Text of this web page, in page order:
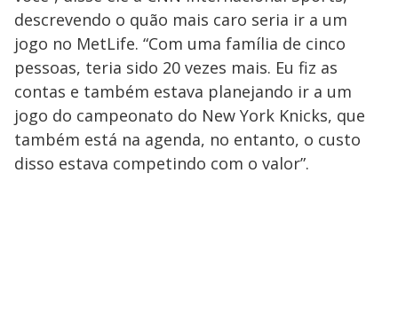
descrevendo o quão mais caro seria ir a um
jogo no MetLife. “Com uma família de cinco
pessoas, teria sido 20 vezes mais. Eu fiz as
contas e também estava planejando ir a um
jogo do campeonato do New York Knicks, que
também está na agenda, no entanto, o custo
disso estava competindo com o valor”.